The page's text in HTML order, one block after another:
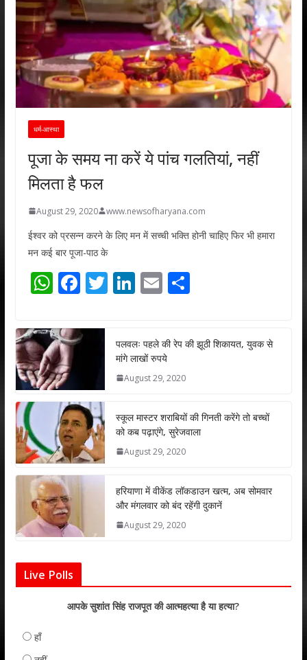
धर्म-आस्था
पूजा के समय ना करें ये पांच गलतियां, नहीं
मिलता है फल
August 29, 2020 www.newsofharyana.com
ईश्वर को प्रसन्न करने के लिए मन में सच्ची भक्ति होनी चाहिए फिर भी हमारा
मन कई बार पूजा-पाठ के
W
at
s
A
p
p
F
e
b
o
k
T
er
Li
e
dI
n
E
l
S
e
पलवलः पहले की रेप की झूठी शिकायत, युवक से
मांगे लाखों रुपये
August 29, 2020
स्कूल मास्टर शराबियों की गिनती करेंगे तो बच्चों
को कब पढ़ाएंगे, सुरेजवाला
August 29, 2020
हरियाणा में वीकेंड लॉकडाउन खत्म, अब सोमवार
और मंगलवार को बंद रहेंगी दुकानें
August 29, 2020
Live Polls
आपके सुशांत सिंह राजपूत की आत्महत्या है या हत्या?
हाँ